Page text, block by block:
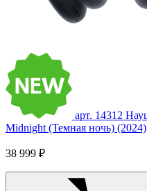
арт. 14312
Midnight (Темная ночь) (2024)
38 999 ₽